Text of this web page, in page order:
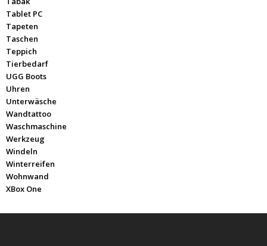
Tablet PC
Tapeten
Taschen
Teppich
Tierbedarf
UGG Boots
Uhren
Unterwäsche
Wandtattoo
Waschmaschine
Werkzeug
Windeln
Winterreifen
Wohnwand
XBox One